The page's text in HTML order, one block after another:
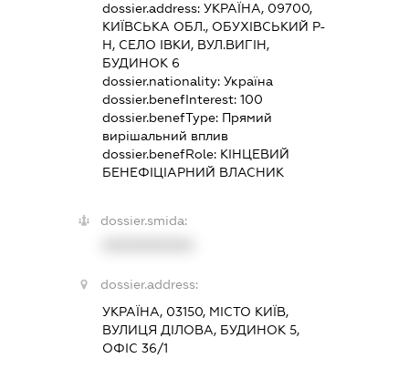
dossier.address: УКРАЇНА, 09700,
КИЇВСЬКА ОБЛ., ОБУХІВСЬКИЙ Р-
Н, СЕЛО ІВКИ, ВУЛ.ВИГІН,
БУДИНОК 6
dossier.nationality: Україна
dossier.benefInterest: 100
dossier.benefType: Прямий
вирішальний вплив
dossier.benefRole: КІНЦЕВИЙ
БЕНЕФІЦІАРНИЙ ВЛАСНИК
dossier.smida:
dossier.address:
УКРАЇНА, 03150, МІСТО КИЇВ,
ВУЛИЦЯ ДІЛОВА, БУДИНОК 5,
ОФІС 36/1